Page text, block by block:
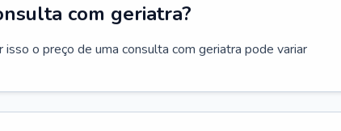
com geriatra?
o preço de uma consulta com geriatra pode variar